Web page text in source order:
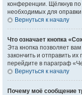
конференции. Щёлкнув по
необходимых для
Вернуться к началу
Что означает кнопка
Эта кнопка позволяет
закончить и отправить
перейдите в параграф
Вернуться к началу
Почему моё сообщение